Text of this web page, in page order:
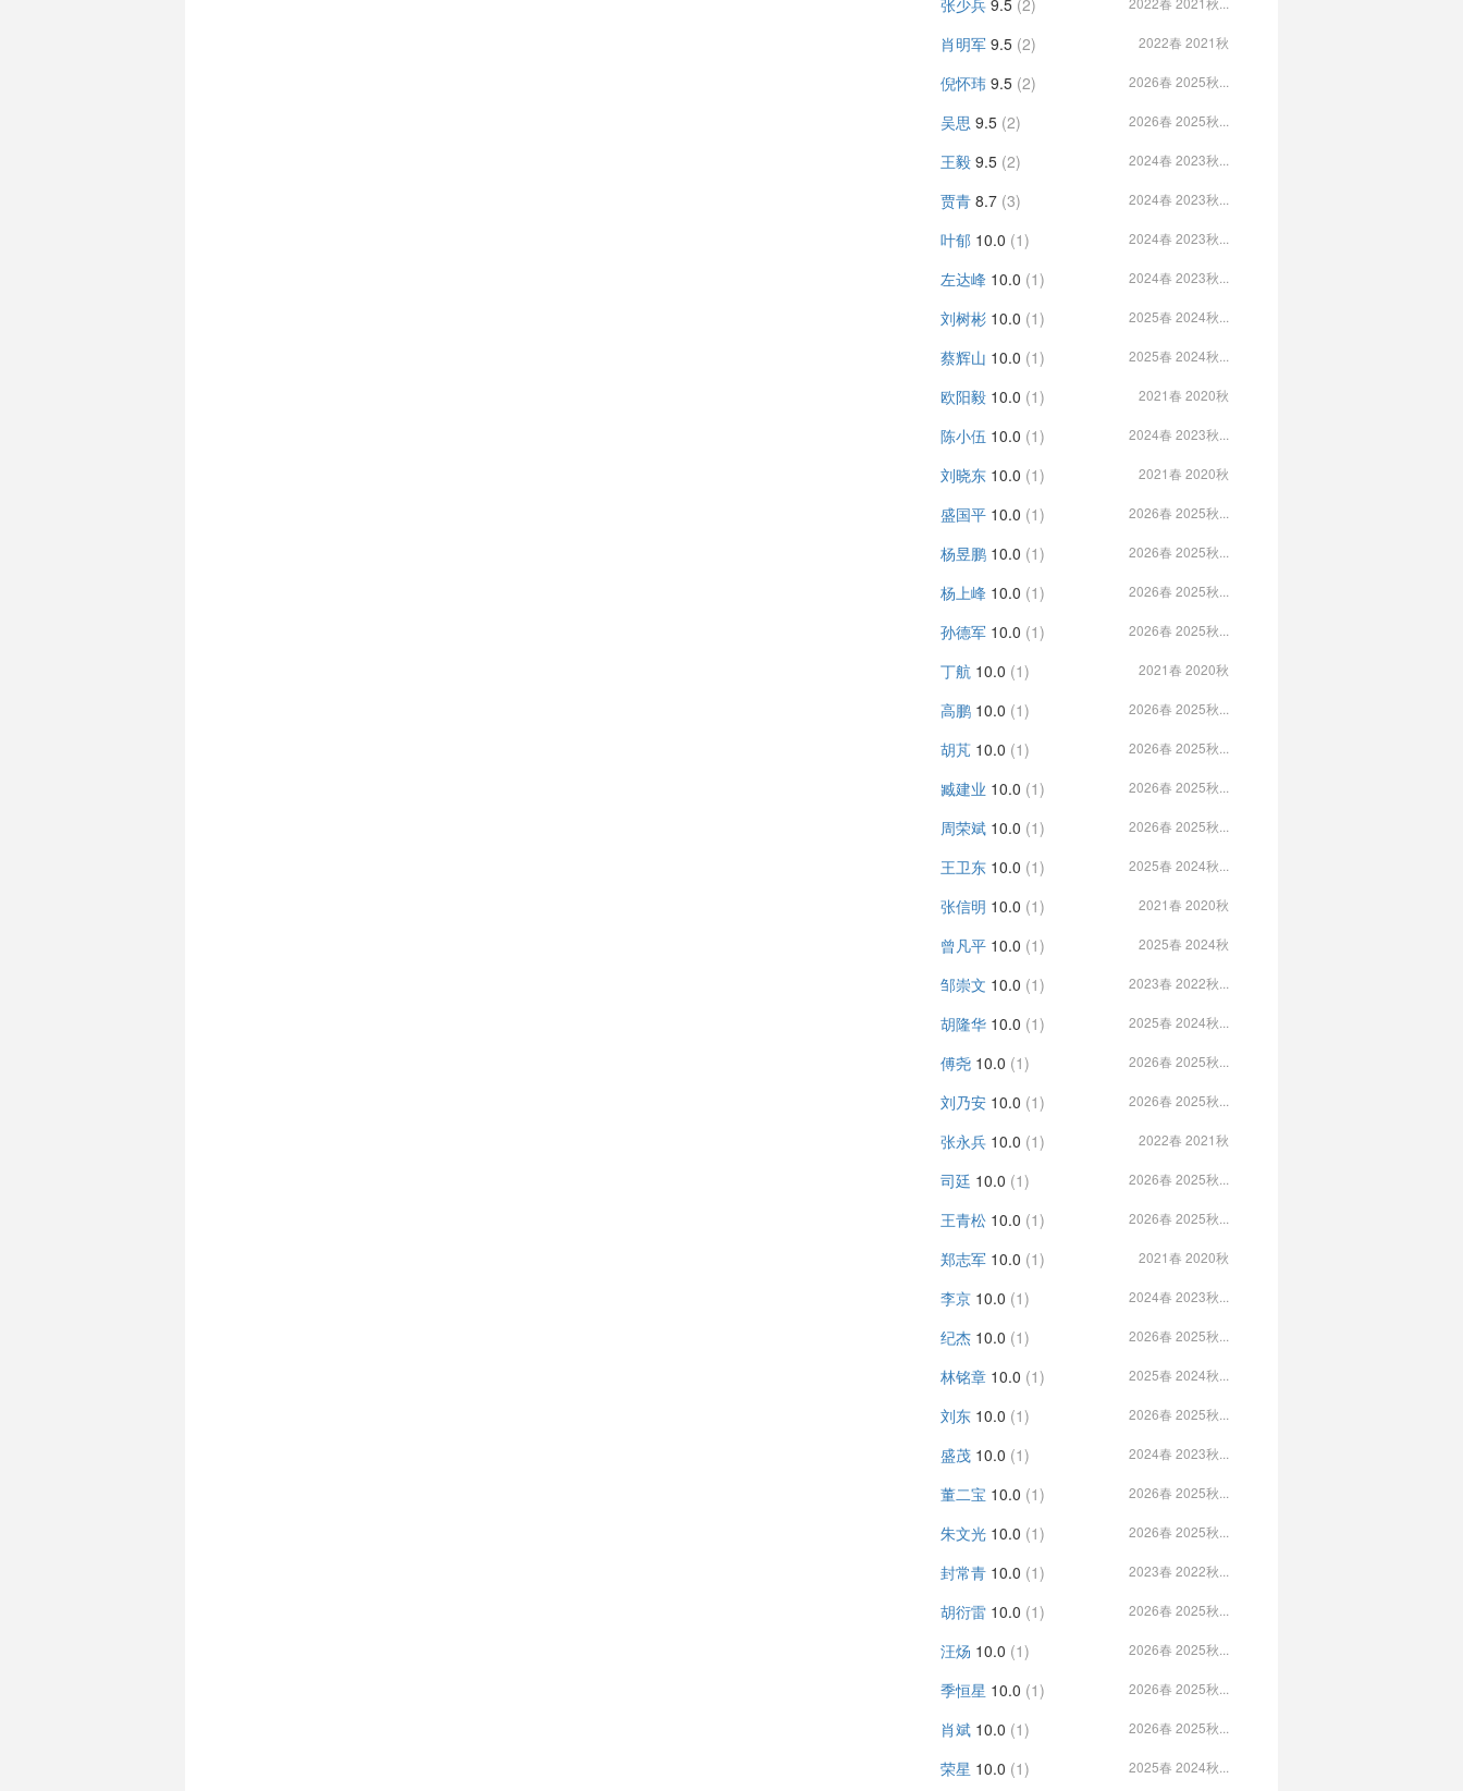
张少兵 9.5 (2)
肖明军 9.5 (2) 2022春 2021秋
倪怀玮 9.5 (2) 2026春 2025秋...
吴思 9.5 (2) 2026春 2025秋...
王毅 9.5 (2) 2024春 2023秋...
贾青 8.7 (3) 2024春 2023秋...
叶郁 10.0 (1) 2024春 2023秋...
左达峰 10.0 (1) 2024春 2023秋...
刘树彬 10.0 (1) 2025春 2024秋...
蔡辉山 10.0 (1) 2025春 2024秋...
欧阳毅 10.0 (1) 2021春 2020秋
陈小伍 10.0 (1) 2024春 2023秋...
刘晓东 10.0 (1) 2021春 2020秋
盛国平 10.0 (1) 2026春 2025秋...
杨昱鹏 10.0 (1) 2026春 2025秋...
杨上峰 10.0 (1) 2026春 2025秋...
孙德军 10.0 (1) 2026春 2025秋...
丁航 10.0 (1) 2021春 2020秋
高鹏 10.0 (1) 2026春 2025秋...
胡芃 10.0 (1) 2026春 2025秋...
臧建业 10.0 (1) 2026春 2025秋...
周荣斌 10.0 (1) 2026春 2025秋...
王卫东 10.0 (1) 2025春 2024秋...
张信明 10.0 (1) 2021春 2020秋
曾凡平 10.0 (1) 2025春 2024秋
邹崇文 10.0 (1) 2023春 2022秋...
胡隆华 10.0 (1) 2025春 2024秋...
傅尧 10.0 (1) 2026春 2025秋...
刘乃安 10.0 (1) 2026春 2025秋...
张永兵 10.0 (1) 2022春 2021秋
司廷 10.0 (1) 2026春 2025秋...
王青松 10.0 (1) 2026春 2025秋...
郑志军 10.0 (1) 2021春 2020秋
李京 10.0 (1) 2024春 2023秋...
纪杰 10.0 (1) 2026春 2025秋...
林铭章 10.0 (1) 2025春 2024秋...
刘东 10.0 (1) 2026春 2025秋...
盛茂 10.0 (1) 2024春 2023秋...
董二宝 10.0 (1) 2026春 2025秋...
朱文光 10.0 (1) 2026春 2025秋...
封常青 10.0 (1) 2023春 2022秋...
胡衍雷 10.0 (1) 2026春 2025秋...
汪炀 10.0 (1) 2026春 2025秋...
季恒星 10.0 (1) 2026春 2025秋...
肖斌 10.0 (1) 2026春 2025秋...
荣星 10.0 (1) 2025春 2024秋...